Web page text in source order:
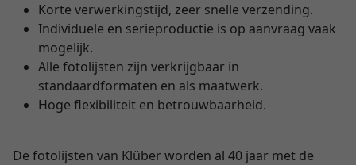
Korte verwerkingstijd, zeer snelle verzending.
Individuele en serieproductie is op aanvraag vaak
mogelijk.
Alle fotolijsten zijn verkrijgbaar in
standaardformaten en als maatwerk.
Hoge flexibiliteit en betrouwbaarheid.
De fotolijsten van Klüber worden al 40 jaar met de